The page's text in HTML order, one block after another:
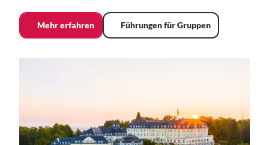
Mehr erfahren Führungen für Gruppen